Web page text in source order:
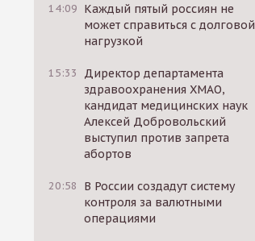
14:09 Каждый пятый россиян не
может справиться с долговой
нагрузкой
15:33
Директор департамента
здравоохранения ХМАО,
кандидат медицинских наук
Алексей Добровольский
выступил против запрета
абортов
20:58
В России создадут систему
контроля за валютными
операциями